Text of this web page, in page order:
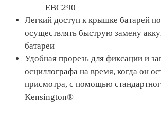
EBC290
Легкий доступ к крышке батарей
осуществлять быструю замену
батареи
Удобная прорезь для фиксации и
осциллографа на время, когда он
присмотра, с помощью
Kensington®